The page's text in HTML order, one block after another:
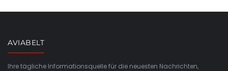
AVIABELT
Ihre tägliche Informationsquelle für die neuesten Nachrichten,